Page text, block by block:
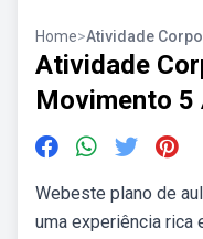
Home>Atividade
Atividade
Movimento 5
Webeste plano de
uma experiência rica